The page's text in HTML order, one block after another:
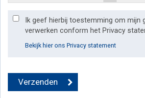
Ik geef hierbij toestemming om mijn
verwerken conform het Privacy
Bekijk hier ons Privacy statement